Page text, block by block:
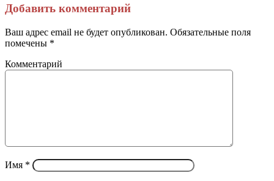
через
электронную
почту
Добавить комментарий
Ваш адрес email не будет опубликован. Обязательные поля
помечены *
Комментарий
Имя *